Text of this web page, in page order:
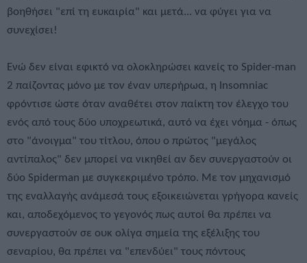
βοηθήσει "επί τη ευκαιρία" και μετά... να φύγει για να
συνεχίσει!
Ενώ δεν είναι εφικτό να ολοκληρώσει κανείς το Spider-man
2 παίζοντας μόνο με τον έναν υπερήρωα, η Insomniac
φρόντισε ώστε όταν αναθέτει στον παίκτη τον έλεγχο του
ενός από τους δύο υποχρεωτικά, αυτό να έχει νόημα - όπως
στο "άνοιγμα" του τίτλου, όπου ο πρώτος "μεγάλος
αντίπαλος" δεν μπορεί να νικηθεί αν δεν συνεργαστούν οι
δύο Spiderman με συγκεκριμένο τρόπο. Με τον μηχανισμό
της εναλλαγής ανάμεσά τους εξοικειώνεται γρήγορα κανείς
και, αποδεχόμενος το γεγονός πως αυτοί θα πρέπει να
συνεργαστούν σε ουκ ολίγα σημεία της εξέλιξης του
σεναρίου, θα πρέπει να "επενδύει" τους πόντους